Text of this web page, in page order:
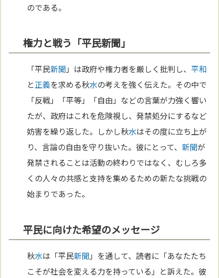
のである。
権力と戦う「平民新聞」
「平民新聞 」は政府や権力者を厳しく批判し、平和
と正義を求める秋水の考えを強く伝えた。その中で
「反戦」「平等」「自由」などの言葉が力強く響い
たが、政府はこれを危険視し、発禁処分にするなど
妨害を繰り返した。しかし秋水はその度に立ち上が
り、言論の自由を守り抜いた。彼にとって、新聞が
発禁されることは活動の終わりではなく、むしろ多
くの人々の共感と支持を集めるための新たな挑戦の
始まりであった。
平民に向けた希望のメッセージ
秋水は「平民新聞 」を通して、読者に「あなたたち
こそが社会を変える力を持っている」と訴えた。彼